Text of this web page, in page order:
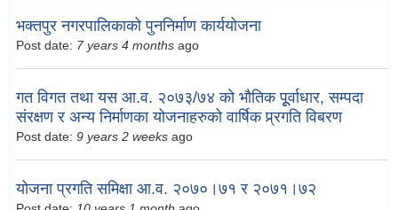
भक्तपुर नगरपालिकाको पुननिर्माण कार्ययोजना
Post date: 7 years 4 months ago
गत विगत तथा यस आ.व. २०७३/७४ को भौतिक पूूर्वाधार, सम्पदा
संरक्षण र अन्य निर्माणका योजनाहरुको वार्षिक प्र्रगति विबरण
Post date: 9 years 2 weeks ago
योजना प्रगति समिक्षा आ.व. २०७०।७१ र २०७१।७२